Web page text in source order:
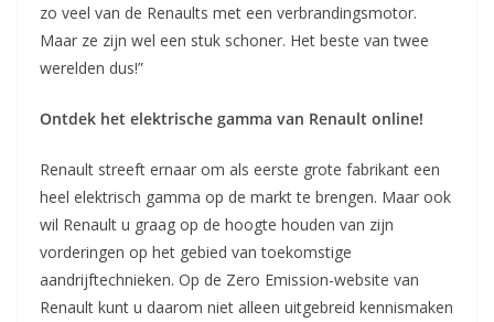
zo veel van de Renaults met een verbrandingsmotor.
Maar ze zijn wel een stuk schoner. Het beste van twee
werelden dus!”
Ontdek het elektrische gamma van Renault online!
Renault streeft ernaar om als eerste grote fabrikant een
heel elektrisch gamma op de markt te brengen. Maar ook
wil Renault u graag op de hoogte houden van zijn
vorderingen op het gebied van toekomstige
aandrijftechnieken. Op de Zero Emission-website van
Renault kunt u daarom niet alleen uitgebreid kennismaken